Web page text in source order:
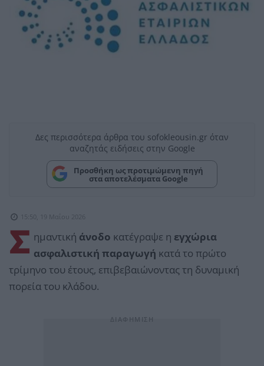
Δες περισσότερα άρθρα του sofokleousin.gr όταν
αναζητάς ειδήσεις στην Google
Προσθήκη ως προτιμώμενη πηγή
στα αποτελέσματα Google
15:50, 19 Μαΐου 2026
Σ ημαντική άνοδο κατέγραψε η εγχώρια
ασφαλιστική παραγωγή κατά το πρώτο
τρίμηνο του έτους, επιβεβαιώνοντας τη δυναμική
πορεία του κλάδου.